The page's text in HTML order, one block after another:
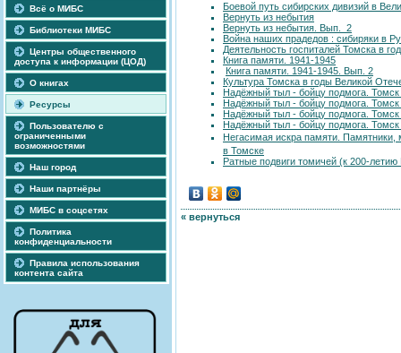
Всё о МИБС
Библиотеки МИБС
Центры общественного
доступа к информации (ЦОД)
О книгах
Ресурсы
Пользователю с
ограниченными
возможностями
Наш город
Наши партнёры
МИБС в соцсетях
Политика
конфиденциальности
Правила использования
контента сайта
Боевой путь сибирских дивизий в
Вернуть из небытия
Вернуть из небытия. Вып. 2
Война наших прадедов : сибиряки в
Деятельность госпиталей Томска в
Книга памяти. 1941-1945
Книга памяти. 1941-1945. Вып. 2
Культура Томска в годы Великой
Надёжный тыл - бойцу подмога.
Надёжный тыл - бойцу подмога.
Надёжный тыл - бойцу подмога.
Надёжный тыл - бойцу подмога.
Негасимая искра памяти.
в Томске
Ратные подвиги томичей (к 200-летию
« вернуться